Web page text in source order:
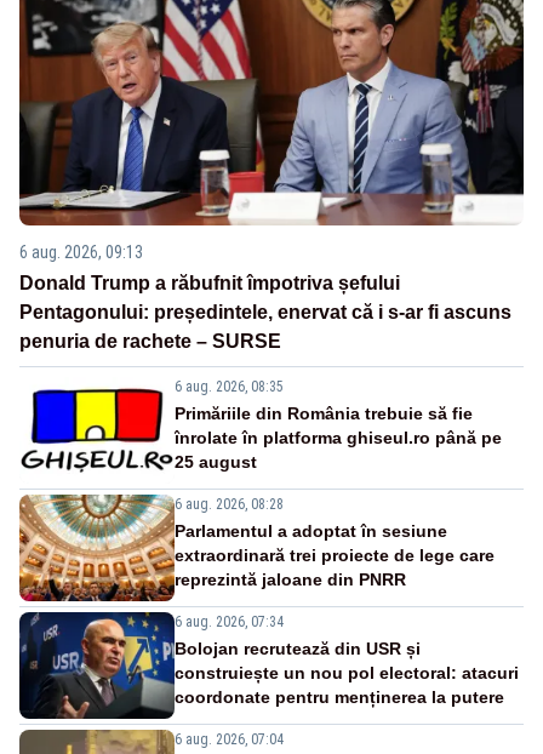
6 aug. 2026, 09:13
Donald Trump a răbufnit împotriva șefului
Pentagonului: președintele, enervat că i s-ar fi ascuns
penuria de rachete – SURSE
6 aug. 2026, 08:35
Primăriile din România trebuie să fie
înrolate în platforma ghiseul.ro până pe
25 august
6 aug. 2026, 08:28
Parlamentul a adoptat în sesiune
extraordinară trei proiecte de lege care
reprezintă jaloane din PNRR
6 aug. 2026, 07:34
Bolojan recrutează din USR și
construiește un nou pol electoral: atacuri
coordonate pentru menținerea la putere
6 aug. 2026, 07:04